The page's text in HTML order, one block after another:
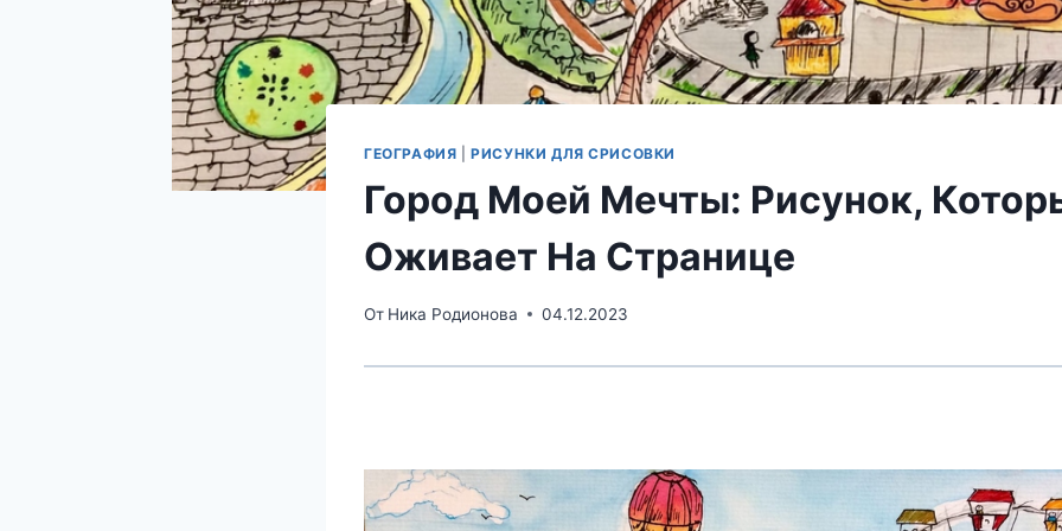
ГЕОГРАФИЯ |РИСУНКИ ДЛЯ СРИСОВКИ
Город Моей Мечты: Рисунок,
Оживает На Странице
От Ника Родионова 04.12.2023